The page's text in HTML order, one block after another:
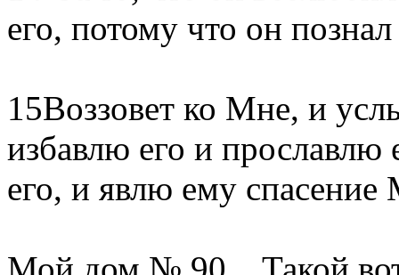
его, потому что он
15Воззовет ко Мне, и
избавлю его и
его, и явлю ему